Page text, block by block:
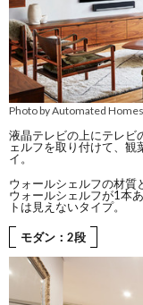
Photo by Automated Homes
液晶テレビの上にテレビ
ェルフを取り付けて、
イ。
ウォールシェルフの材質
ウォールシェルフが1本
トは見えないタイプ。
モダン：2段